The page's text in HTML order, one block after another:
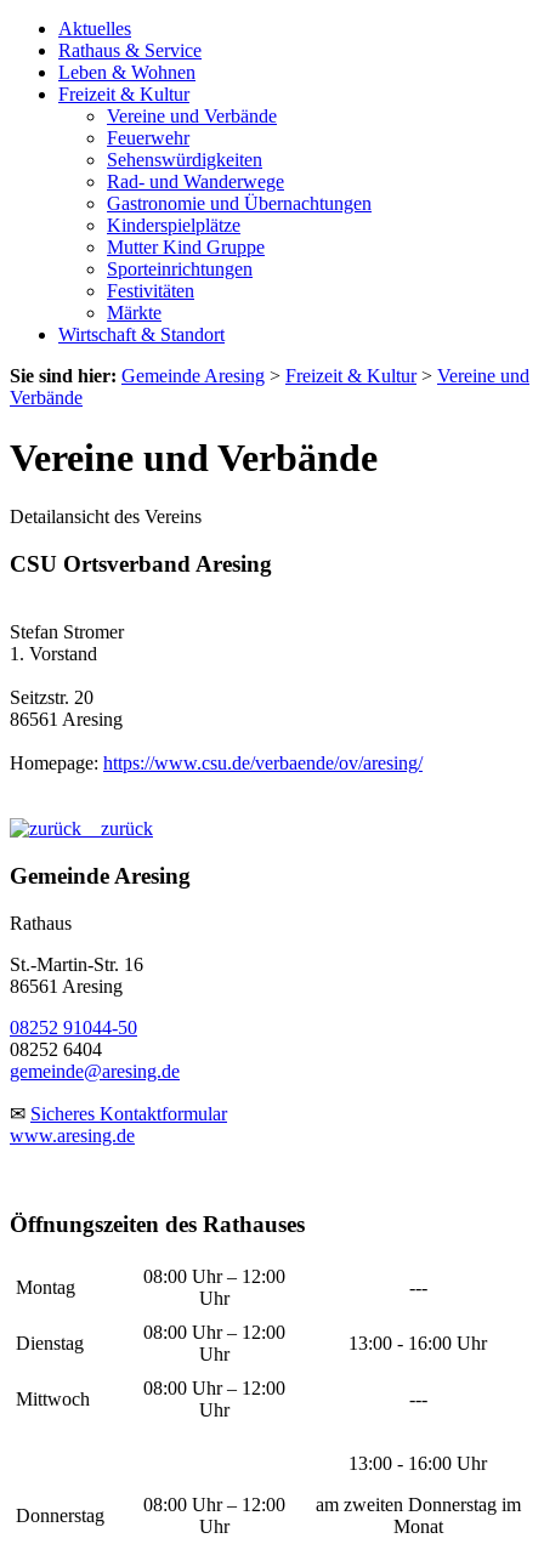
Aktuelles
Rathaus & Service
Leben & Wohnen
Freizeit & Kultur
Vereine und Verbände
Feuerwehr
Sehenswürdigkeiten
Rad- und Wanderwege
Gastronomie und Übernachtungen
Kinderspielplätze
Mutter Kind Gruppe
Sporteinrichtungen
Festivitäten
Märkte
Wirtschaft & Standort
Sie sind hier: Gemeinde Aresing > Freizeit & Kultur> Vereine und
Verbände
Vereine und Verbände
Detailansicht des Vereins
CSU Ortsverband Aresing
Stefan Stromer
1. Vorstand
Seitzstr. 20
86561 Aresing
Homepage: https://www.csu.de/verbaende/ov/aresing/
zurück
Gemeinde Aresing
Rathaus
St.-Martin-Str. 16
86561 Aresing
08252 91044-50
08252 6404
gemeinde@aresing.de
✉ Sicheres Kontaktformular
www.aresing.de
Öffnungszeiten des Rathauses
Montag
08:00 Uhr – 12:00
Uhr
---
Dienstag
08:00 Uhr – 12:00
Uhr
13:00 - 16:00 Uhr
Mittwoch
08:00 Uhr – 12:00
Uhr
---
Donnerstag
08:00 Uhr – 12:00
Uhr
13:00 - 16:00 Uhr
am zweiten Donnerstag im
Monat